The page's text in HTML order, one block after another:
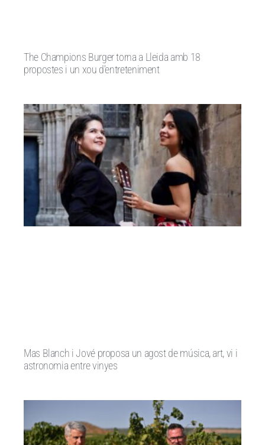
The Champions Burger torna a Lleida amb 18
propostes i un xou d’entreteniment
Mas Blanch i Jové proposa un agost de música, art, vi i
astronomia entre vinyes